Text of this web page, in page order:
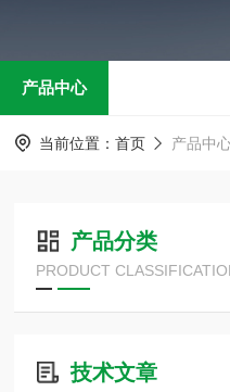
在
产品中心
当前位置： 首页 产品中
产品分类
PRODUCT
技术文章